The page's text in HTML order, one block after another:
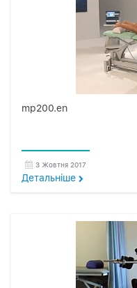
mp200.en
3 Жовтня 2017
Детальнiше